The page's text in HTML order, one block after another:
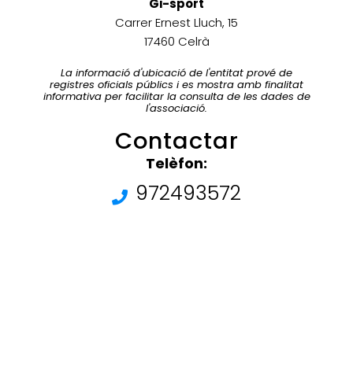
Gi-sport
Carrer Ernest Lluch, 15
17460 Celrà
La informació d'ubicació de l'entitat prové de
registres oficials públics i es mostra amb finalitat
informativa per facilitar la consulta de les dades de
l'associació.
Contactar
Telèfon:
972493572